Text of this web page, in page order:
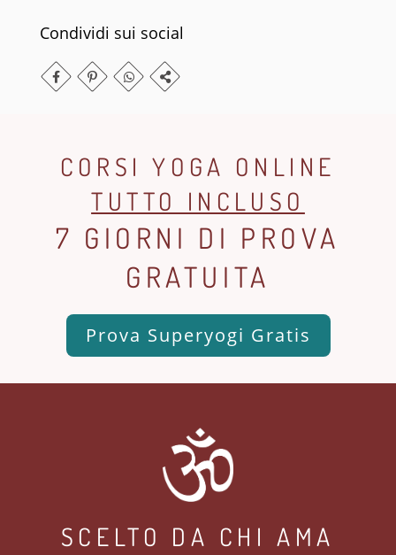
Condividi sui social
CORSI YOGA ONLINE
TUTTO INCLUSO
7 GIORNI DI PROVA
GRATUITA
Prova Superyogi Gratis
SCELTO DA CHI AMA